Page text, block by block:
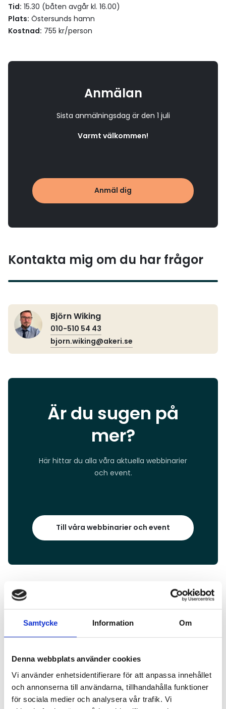
Samtycke Information Om
Denna webbplats använder cookies
Vi använder enhetsidentifierare för att anpassa innehållet
och annonserna till användarna, tillhandahålla funktioner
för sociala medier och analysera vår trafik. Vi
Tid: 15.30 (båten avgår kl. 16.00)
Plats: Östersunds hamn
Kostnad: 755 kr/person
Anmälan
Sista anmälningsdag är den 1 juli
Varmt välkommen!
Anmäl dig
Kontakta mig om du har frågor
Björn Wiking
010-510 54 43
bjorn.wiking@akeri.se
Är du sugen på
mer?
Här hittar du alla våra aktuella webbinarier
och event.
Till våra webbinarier och event
Aktuella nyheter
Läs mer